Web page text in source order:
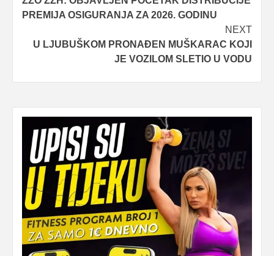
navigation
PREMIJA OSIGURANJA ZA 2026. GODINU
NEXT
U LJUBUŠKOM PRONAĐEN MUŠKARAC KOJI
JE VOZILOM SLETIO U VODU